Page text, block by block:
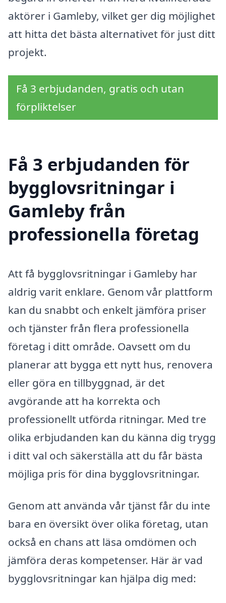
aktörer i Gamleby, vilket ger dig möjlighet
att hitta det bästa alternativet för just ditt
projekt.
Få 3 erbjudanden, gratis och utan
förpliktelser
Få 3 erbjudanden för
bygglovsritningar i
Gamleby från
professionella företag
Att få bygglovsritningar i Gamleby har
aldrig varit enklare. Genom vår plattform
kan du snabbt och enkelt jämföra priser
och tjänster från flera professionella
företag i ditt område. Oavsett om du
planerar att bygga ett nytt hus, renovera
eller göra en tillbyggnad, är det
avgörande att ha korrekta och
professionellt utförda ritningar. Med tre
olika erbjudanden kan du känna dig trygg
i ditt val och säkerställa att du får bästa
möjliga pris för dina bygglovsritningar.
Genom att använda vår tjänst får du inte
bara en översikt över olika företag, utan
också en chans att läsa omdömen och
jämföra deras kompetenser. Här är vad
bygglovsritningar kan hjälpa dig med: